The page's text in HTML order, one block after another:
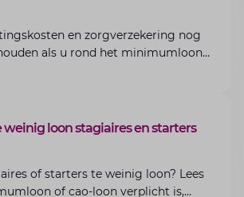
en zorgverzekering nog
als u rond het minimumloon
weinig loon stagiaires en starters
of starters te weinig loon? Lees
of cao-loon verplicht is,